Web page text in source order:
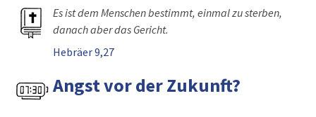
Es ist dem Menschen bestimmt, einmal zu sterben,
danach aber das Gericht.
Hebräer 9,27
Angst vor der Zukunft?